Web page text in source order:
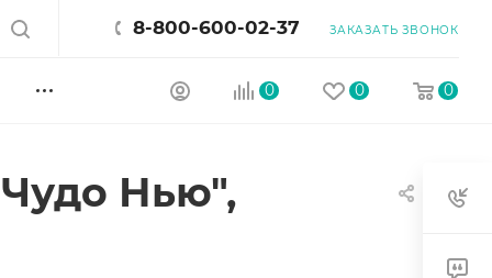
8-800-600-02-37 ЗАКАЗАТЬ ЗВОНОК
0 0 0
Нью",